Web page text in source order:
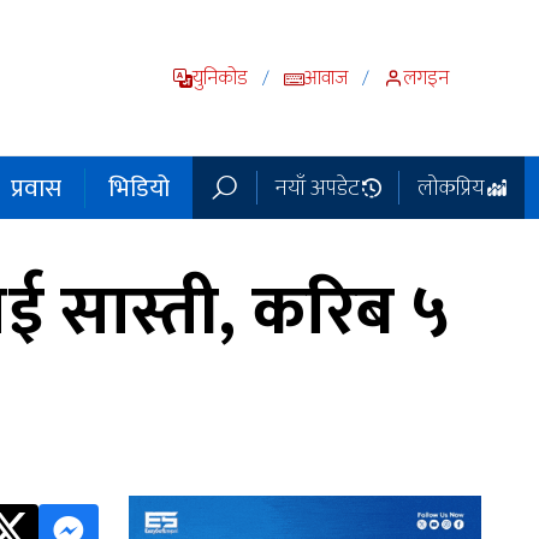
युनिकोड / आवाज / लगइन
प्रवास भिडियो नयाँ अपडेट लोकप्रिय
सास्ती, करिब ५